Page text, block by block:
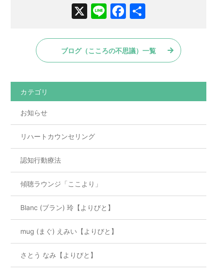
X Li
e
F
c
e
o
k
ブログ（こころの不思議）一覧
カテゴリ
お知らせ
リハートカウンセリング
認知行動療法
傾聴ラウンジ「ここより」
Blanc (ブラン) 玲【よりびと】
mug (まぐ) えみい【よりびと】
さとう なみ【よりびと】